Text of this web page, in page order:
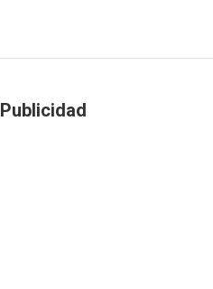
Publicidad